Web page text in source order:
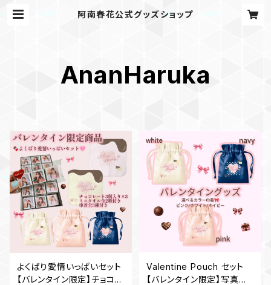
阿南春花公式グッズショップ
AnanHaruka
よくばり愛情いっぱいセット
【バレンタイン限定】チョコ9
Valentine Pouch セット
【バレンタイン限定】写真入